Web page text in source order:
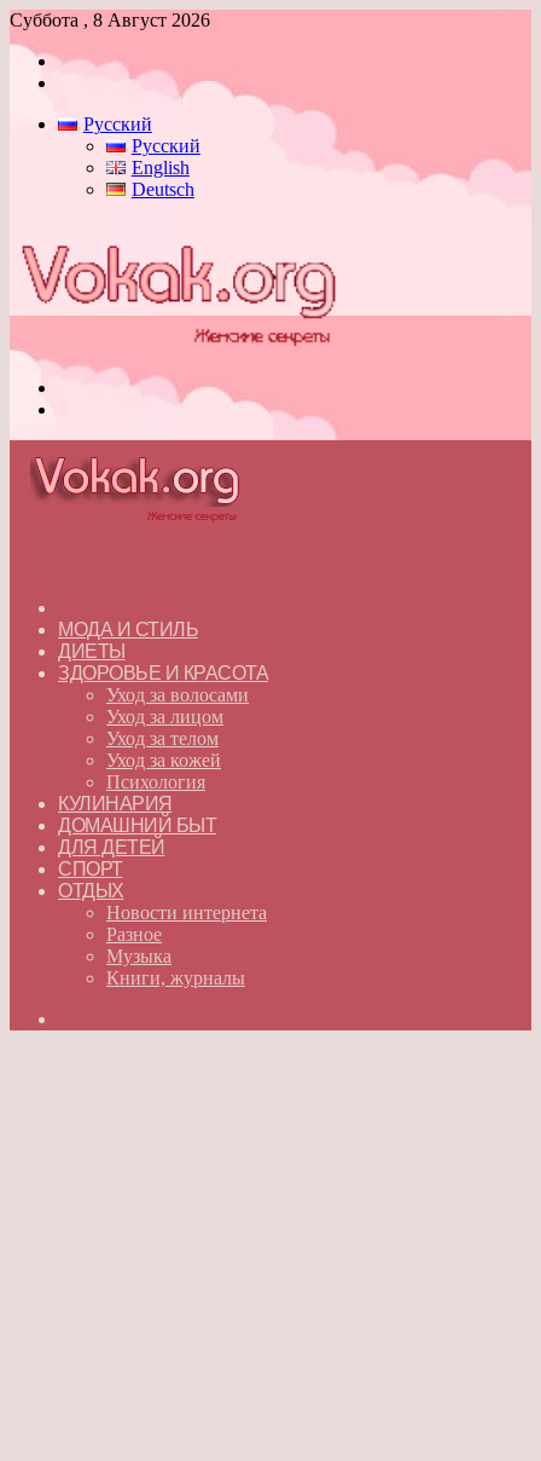
Суббота , 8 Август 2026
Войти
Русский
Русский
English
Deutsch
МОДА И СТИЛЬ
ДИЕТЫ
ЗДОРОВЬЕ И КРАСОТА
Уход за волосами
Уход за лицом
Уход за телом
Уход за кожей
Психология
КУЛИНАРИЯ
ДОМАШНИЙ БЫТ
ДЛЯ ДЕТЕЙ
СПОРТ
ОТДЫХ
Новости интернета
Разное
Музыка
Книги, журналы